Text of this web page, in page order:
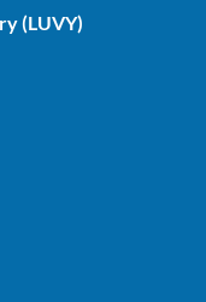
(LUVY)